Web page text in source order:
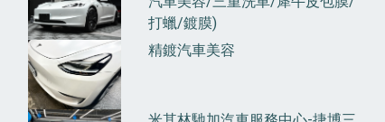
打蠟/鍍膜)
精鍍汽車美容